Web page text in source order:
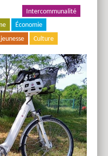
Intercommunalité
Économie
Culture